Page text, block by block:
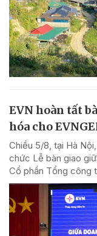
EVN hoàn tất
hóa cho
Chiều 5/8, tại Hà
chức Lễ bàn giao
Cổ phần Tổng công